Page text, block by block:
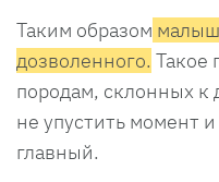
Таким образом
дозволенного. Такое
породам, склонных
не упустить момент
главный.